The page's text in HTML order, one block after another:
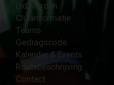
Lid worden
Clubinformatie
Teams
Gedragscode
Kalender & Events
Routebeschrijving
Contact